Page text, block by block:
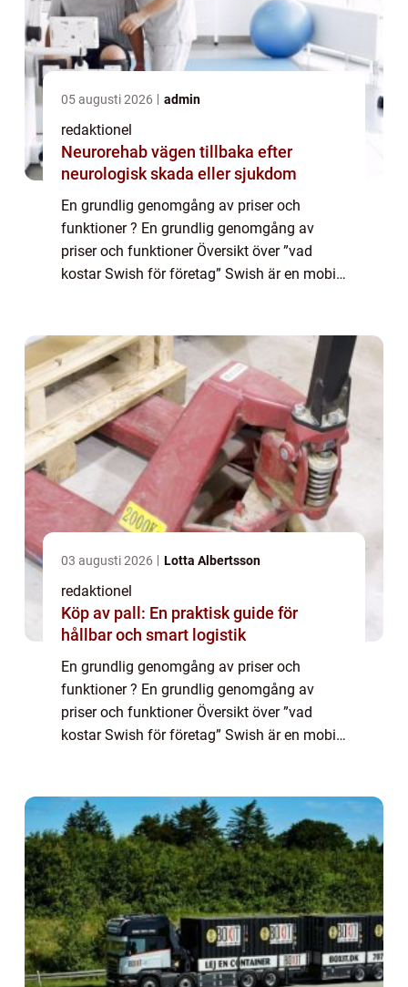
05 augusti 2026 admin
redaktionel
Neurorehab vägen tillbaka efter
neurologisk skada eller sjukdom
En grundlig genomgång av priser och
funktioner ? En grundlig genomgång av
priser och funktioner Översikt över ”vad
kostar Swish för företag” Swish är en mobil
03 augusti 2026 Lotta Albertsson
redaktionel
Köp av pall: En praktisk guide för
hållbar och smart logistik
En grundlig genomgång av priser och
funktioner ? En grundlig genomgång av
priser och funktioner Översikt över ”vad
kostar Swish för företag” Swish är en mobil